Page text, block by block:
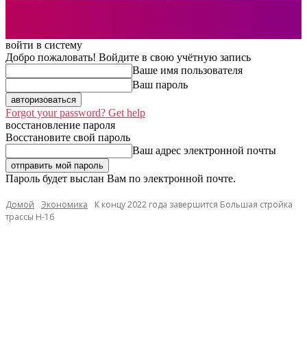
войти в систему
Добро пожаловать! Войдите в свою учётную запись
Ваше имя пользователя
Ваш пароль
Forgot your password? Get help
восстановление пароля
Восстановите свой пароль
Ваш адрес электронной почты
Пароль будет выслан Вам по электронной почте.
Домой Экономика
К концу 2022 года завершится Большая стройка
трассы Н-16